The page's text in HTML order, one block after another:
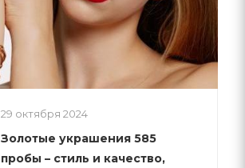
29 октября 2024
Золотые украшения 585
пробы – стиль и качество,